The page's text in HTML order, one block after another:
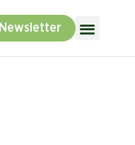
Newsletter